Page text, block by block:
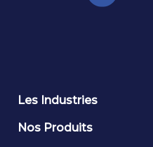
Les Industries
Nos Produits